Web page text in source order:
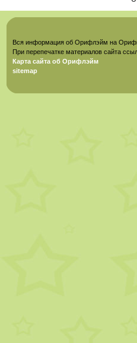
Вся информация об Орифлэйм на
При перепечатке материалов сайта
Карта сайта об Орифлэйм
sitemap